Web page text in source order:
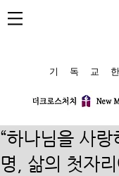
기 독 교
“하나님을 사랑
명, 삶의 첫자